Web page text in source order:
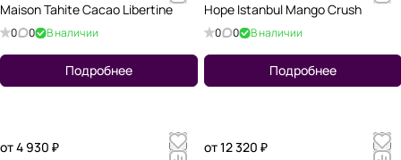
Maison Tahite Cacao Libertine
0 0 В наличии
Подробнее
Hope Istanbul Mango Crush
0 0 В наличии
Подробнее
от 4 930 ₽
от 12 320 ₽